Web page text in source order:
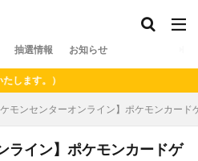
抽選情報 お知らせ
。）
ケモンセンターオンライン】ポケモンカー
ライン】ポケモンカードゲ